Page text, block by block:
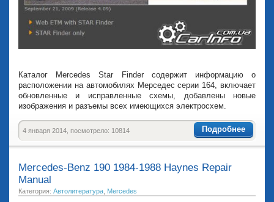
Каталог Mercedes Star Finder содержит информацию о
расположении на автомобилях Мерседес серии 164, включает
обновленные и исправленные схемы, добавлены новые
изображения и разъемы всех имеющихся электросхем.
Подробнее
4 января 2014, посмотрело: 10814
Mercedes-Benz 190 1984-1988 Haynes Repair
Manual
Категория: Автолитература Mercedes